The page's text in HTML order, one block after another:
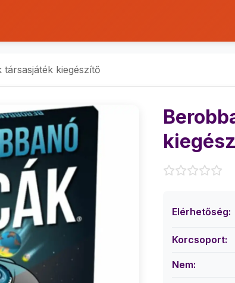
kiegészítő
Elérhetőség:
Korcsoport:
Nem: